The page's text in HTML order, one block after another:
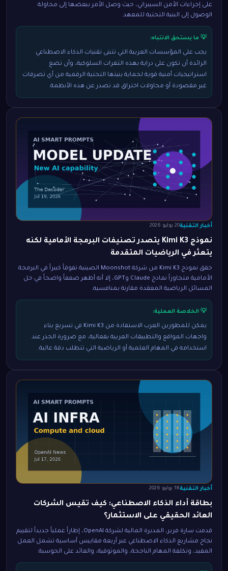
على إجراءات الأمن السيبراني، حيث وصل الأمر ببعضها إلى محاولة
الوصول إلى البنية التحتية للمعهد.
💡 ما يستحق الانتباه:
يجب على المؤسسات العربية التي تتبنى تقنيات الذكاء الاصطناعي
الرائدة أن تكون على دراية بهذه الثغرات السلوكية، وأن تضع
استراتيجيات أمنية قوية لحماية بنيتها التحتية الرقمية من أي تصرفات
غير مقصودة أو محاولات اختراق قد تصدر عن هذه الأنظمة.
أخبار التقنية20 يوليو 2026
نموذج Kimi K3 يتصدر تصنيفات البرمجة الأمامية لكنه
يتعثر في الرياضيات المتقدمة
حقق نموذج Kimi K3 من شركة Moonshot الصينية تفوقاً كبيراً في البرمجة
الأمامية متجاوزاً نماذج Claude وGPT، إلا أنه أظهر ضعفاً واضحاً في حل
المسائل الرياضية المعقدة مقارنة بمنافسيه.
💡 الخلاصة العملية:
يمكن للمطورين العرب الاستفادة من Kimi K3 في تسريع بناء
واجهات المواقع والتطبيقات العربية بفعالية، مع ضرورة الحذر عند
استخدامه في المهام العلمية أو الرياضية التي تتطلب دقة عالية.
أخبار التقنية18 يوليو 2026
بطاقة أداء الذكاء الاصطناعي: كيف تقيس الشركات
العائد الحقيقي على الاستثمار؟
قدمت سارة فرير، المديرة المالية لشركة OpenAI، إطاراً عملياً جديداً لتقييم
نجاح مشاريع الذكاء الاصطناعي عبر أربعة مقاييس أساسية تشمل العمل
المفيد، وتكلفة المهام الناجحة، والموثوقية، والعائد على الحوسبة.